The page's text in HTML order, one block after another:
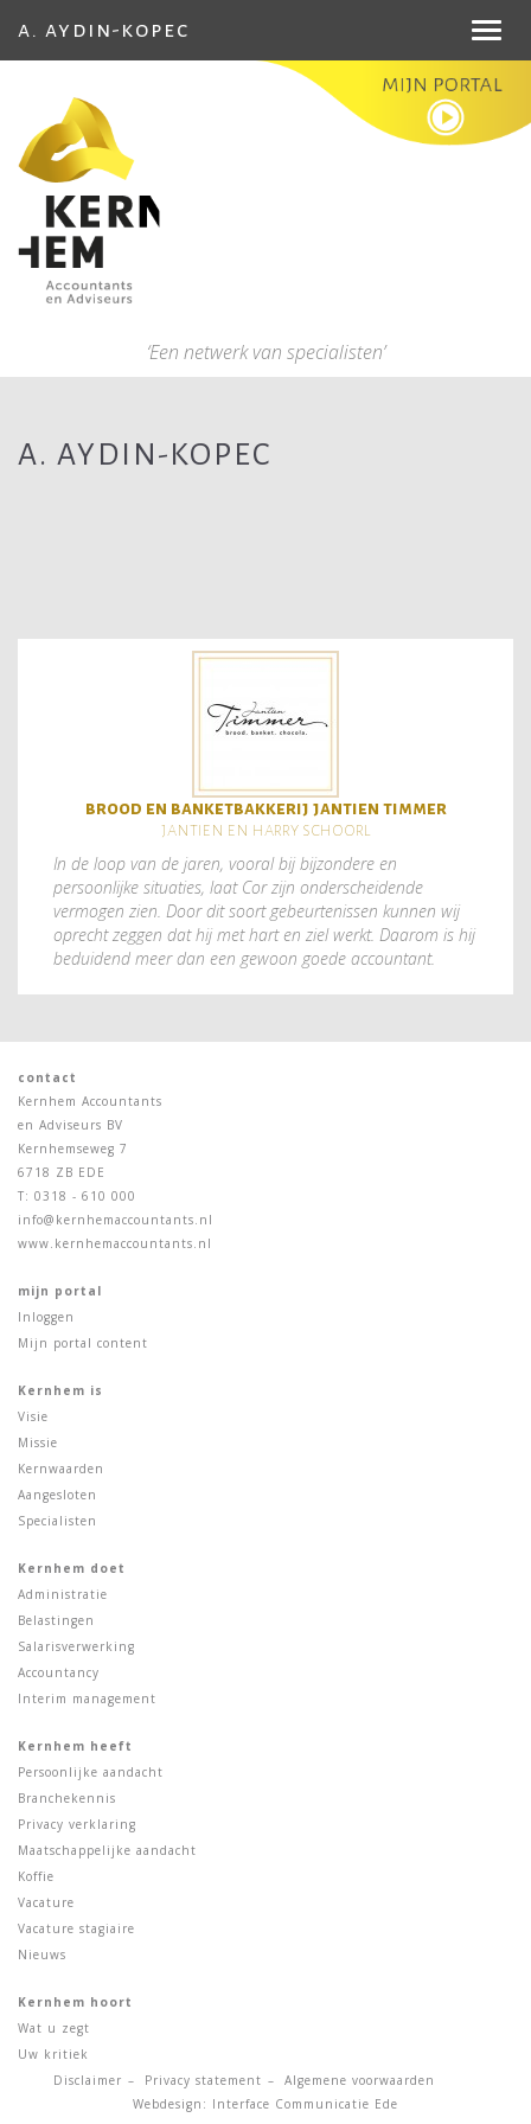
a. aydin-kopec
‘Een netwerk van specialisten’
A. AYDIN-KOPEC
brood en banketbakkerij jantien timmer
jantien en harry schoorl
In de loop van de jaren, vooral bij bijzondere en
persoonlijke situaties, laat Cor zijn onderscheidende
vermogen zien. Door dit soort gebeurtenissen kunnen wij
oprecht zeggen dat hij met hart en ziel werkt. Daarom is hij
beduidend meer dan een gewoon goede accountant.
contact
Kernhem Accountants
en Adviseurs BV
Kernhemseweg 7
6718 ZB EDE
T: 0318 - 610 000
info@kernhemaccountants.nl
www.kernhemaccountants.nl
mijn portal
Inloggen
Mijn portal content
Kernhem is
Visie
Missie
Kernwaarden
Aangesloten
Specialisten
Kernhem doet
Administratie
Belastingen
Salarisverwerking
Accountancy
Interim management
Kernhem heeft
Persoonlijke aandacht
Branchekennis
Privacy verklaring
Maatschappelijke aandacht
Koffie
Vacature
Vacature stagiaire
Nieuws
Kernhem hoort
Wat u zegt
Uw kritiek
Disclaimer
Privacy statement
Algemene voorwaarden
Webdesign: Interface Communicatie Ede